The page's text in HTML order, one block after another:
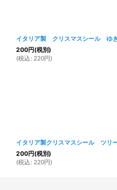
イタリア製 クリスマスシール ゆ
200円(税別)
(税込 : 220円)
イタリア製クリスマスシール ツリ
200円(税別)
(税込 : 220円)